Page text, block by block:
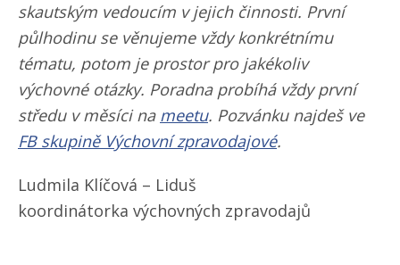
skautským vedoucím v jejich činnosti. První
půlhodinu se věnujeme vždy konkrétnímu
tématu, potom je prostor pro jakékoliv
výchovné otázky. Poradna probíhá vždy první
středu v měsíci na meetu. Pozvánku najdeš ve
FB skupině Výchovní zpravodajové.
Ludmila Klíčová – Liduš
koordinátorka výchovných zpravodajů